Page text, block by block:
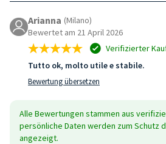
Arianna (Milano)
Bewertet am 21 April 2026
Verifizierter
Tutto ok, molto utile e stabile.
Bewertung übersetzen
Alle Bewertungen stammen aus
persönliche Daten werden zum Schutz
angezeigt.